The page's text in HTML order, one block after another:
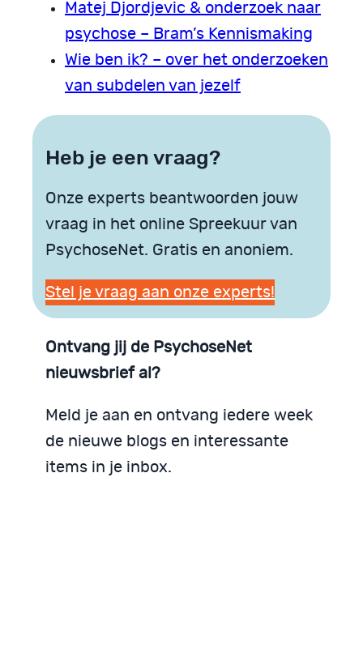
Matej Djordjevic & onderzoek naar
psychose – Bram’s Kennismaking
Wie ben ik? – over het onderzoeken
van subdelen van jezelf
Heb je een vraag?
Onze experts beantwoorden jouw
vraag in het online Spreekuur van
PsychoseNet. Gratis en anoniem.
Stel je vraag aan onze experts!
Ontvang jij de PsychoseNet
nieuwsbrief al?
Meld je aan en ontvang iedere week
de nieuwe blogs en interessante
items in je inbox.